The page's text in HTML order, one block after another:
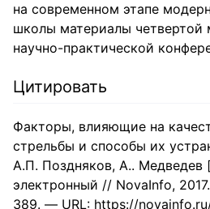
на современном этапе
школы материалы четвертой
научно-практической
Цитировать
Факторы, влияющие на
стрельбы и способы их
А.П. Поздняков, А.. Медведев
электронный // NovaInfo,
389. — URL: https://